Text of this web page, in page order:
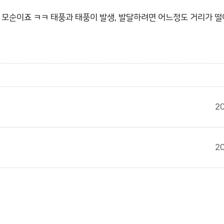
순이죠 ㅋㅋ 태풍과 태풍이 발생, 발달하려면 어느정도 거리가 떨